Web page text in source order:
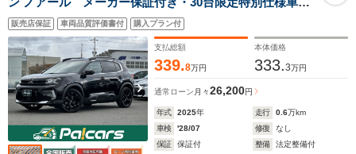
オーナー・サンルーフ・前後ドラレコ・専用19インチ
AW・ディスプレイオーディオ・バックカメラ・ETC・
BSM・ACC・黒革シート・Pシート・シートヒーター・
充電ケーブル
販売店保証 車両品質評価書付 購入プラン付
支払総額
339.8万円
本体価格
333.3万円
通常ローン 月々26,200円
年式 2025年 走行 0.6万km
車検
'28/07 修復
なし
保証
保証付 整備
法定整備付